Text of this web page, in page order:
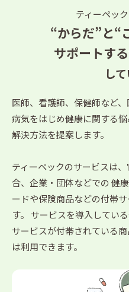
ティーペック
“からだ”と“
サポートす
し
医師、看護師、保健師など
病気をはじめ健康に関する
解決方法を提案します。
ティーペックのサービスは
合、企業・団体などでの 健
ードや保険商品などの付帯
す。
サービスを導入してい
サービスが付帯されている
は利用できます。